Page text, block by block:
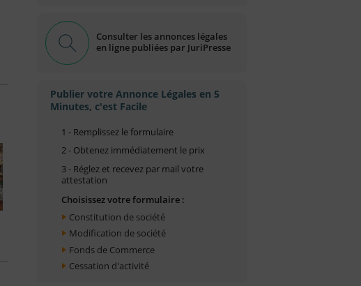
Consulter les annonces légales
en ligne publiées par JuriPresse
Publier votre Annonce Légales en 5
Minutes, c'est Facile
1 - Remplissez le formulaire
2 - Obtenez immédiatement le prix
3 - Réglez et recevez par mail votre
attestation
Choisissez votre formulaire :
Constitution de société
Modification de société
Fonds de Commerce
Cessation d'activité